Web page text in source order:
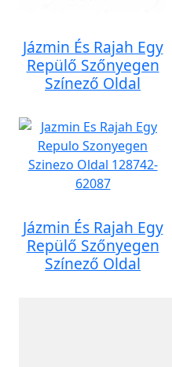
Jázmin És Rajah Egy
Repülő Szőnyegen
Színező Oldal
Jázmin És Rajah Egy
Repülő Szőnyegen
Színező Oldal